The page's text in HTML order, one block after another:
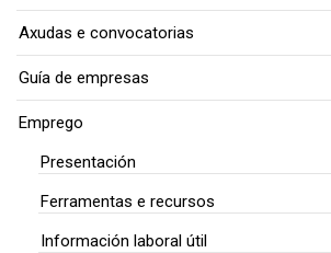
Axudas e convocatorias
Guía de empresas
Emprego
Presentación
Ferramentas e recursos
Información laboral útil